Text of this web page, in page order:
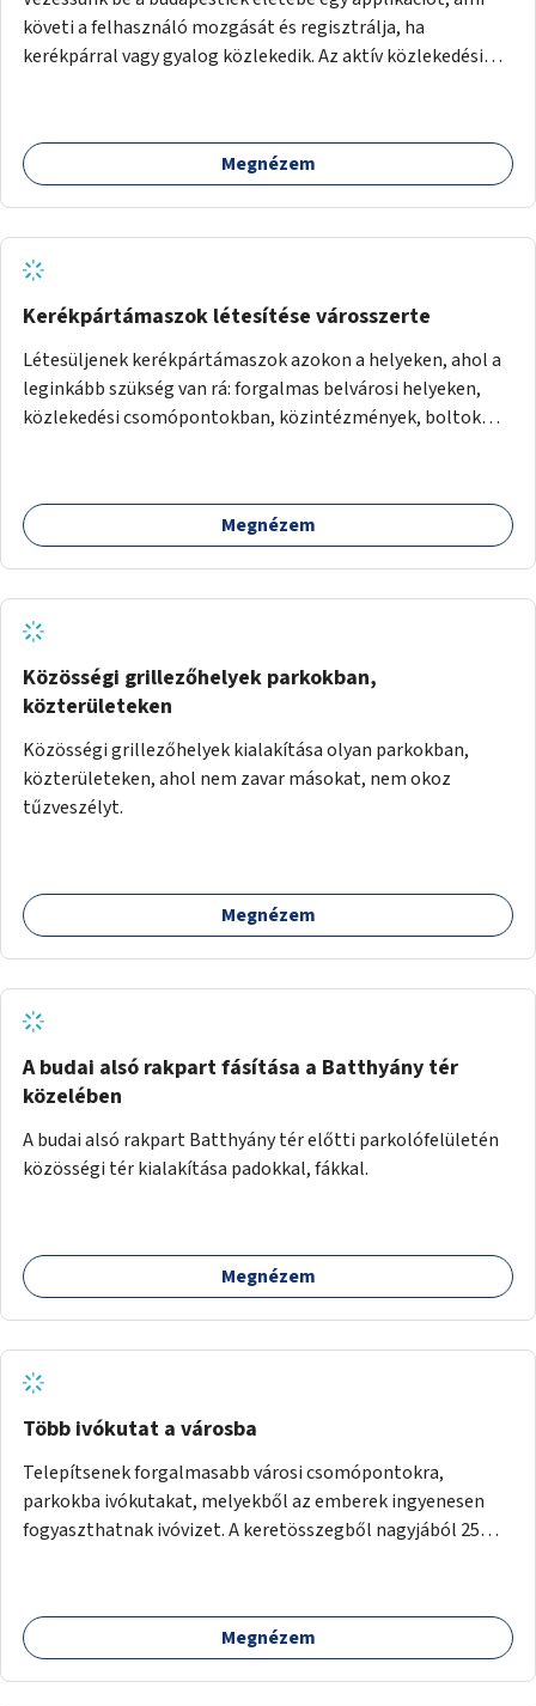
követi a felhasználó mozgását és regisztrálja, ha
kerékpárral vagy gyalog közlekedik. Az aktív közlekedési
felhasználó.
Megnézem
Kerékpártámaszok létesítése városszerte
Létesüljenek kerékpártámaszok azokon a helyeken, ahol a
leginkább szükség van rá: forgalmas belvárosi helyeken,
közlekedési csomópontokban, közintézmények, boltok
Megnézem
Közösségi grillezőhelyek parkokban,
közterületeken
Közösségi grillezőhelyek kialakítása olyan parkokban,
közterületeken, ahol nem zavar másokat, nem okoz
tűzveszélyt.
Megnézem
A budai alsó rakpart fásítása a Batthyány tér
közelében
A budai alsó rakpart Batthyány tér előtti parkolófelületén
közösségi tér kialakítása padokkal, fákkal.
Megnézem
Több ivókutat a városba
Telepítsenek forgalmasabb városi csomópontokra,
parkokba ivókutakat, melyekből az emberek ingyenesen
fogyaszthatnak ivóvizet. A keretösszegből nagyjából 25
Megnézem